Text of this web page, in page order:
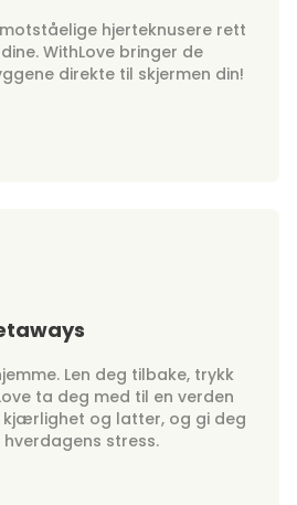
hjerteknusere rett
WithLove bringer de
direkte til skjermen din!
Len deg tilbake, trykk
ta deg med til en verden
og latter, og gi deg
stress.